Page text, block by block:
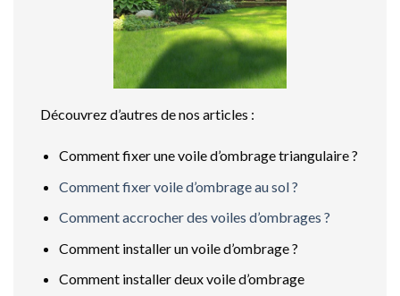
Découvrez d’autres de nos articles :
Comment fixer une voile d’ombrage triangulaire ?
Comment fixer voile d’ombrage au sol ?
Comment accrocher des voiles d’ombrages ?
Comment installer un voile d’ombrage ?
Comment installer deux voile d’ombrage